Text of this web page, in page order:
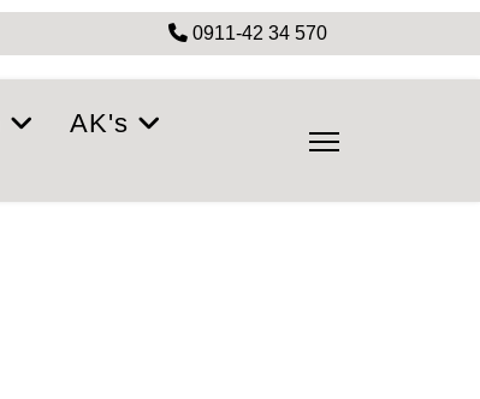
0911-42 34 570
AK's